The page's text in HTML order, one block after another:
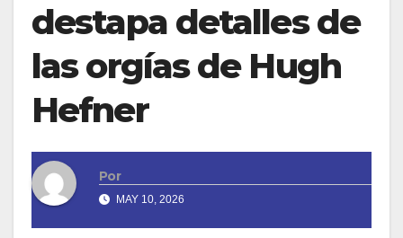
destapa detalles de
las orgías de Hugh
Hefner
Por
MAY 10, 2026